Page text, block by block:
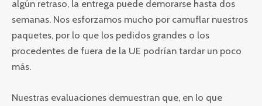
algún retraso, la entrega puede demorarse hasta dos
semanas. Nos esforzamos mucho por camuflar nuestros
paquetes, por lo que los pedidos grandes o los
procedentes de fuera de la UE podrían tardar un poco
más.
Nuestras evaluaciones demuestran que, en lo que